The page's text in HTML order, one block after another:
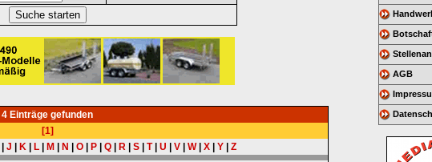
4 Einträge gefunden
[1]
J K| L| M N O| P| Q| R| S| T| U V| W| X| Y| Z
AGB